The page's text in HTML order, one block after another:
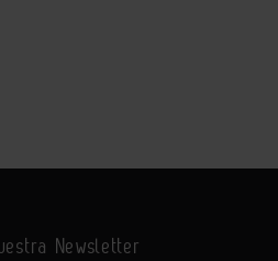
Newsletter